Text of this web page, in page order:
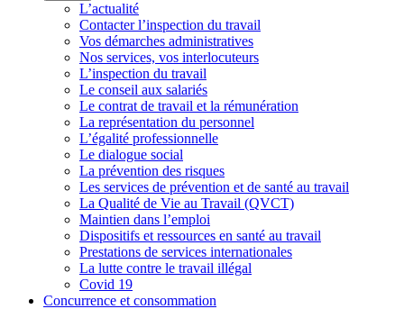
L’actualité
Contacter l’inspection du travail
Vos démarches administratives
Nos services, vos interlocuteurs
L’inspection du travail
Le conseil aux salariés
Le contrat de travail et la rémunération
La représentation du personnel
L’égalité professionnelle
Le dialogue social
La prévention des risques
Les services de prévention et de santé au travail
La Qualité de Vie au Travail (QVCT)
Maintien dans l’emploi
Dispositifs et ressources en santé au travail
Prestations de services internationales
La lutte contre le travail illégal
Covid 19
Concurrence et consommation